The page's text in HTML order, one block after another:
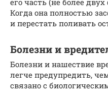
его часть (не более
Когда она полностью
и перестать поливать
Болезни и
Болезни и нашествие
легче предупредить,
связано с